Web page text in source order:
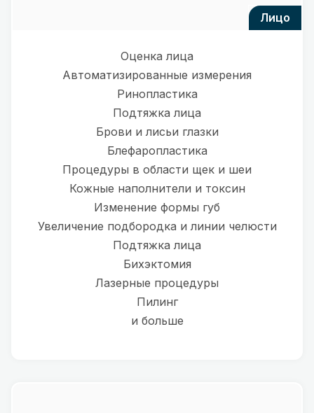
лицо
Оценка лица
Автоматизированные измерения
Ринопластика
Подтяжка лица
Брови и лисьи глазки
Блефаропластика
Процедуры в области щек и шеи
Кожные наполнители и токсин
Изменение формы губ
Увеличение подбородка и линии челюсти
Подтяжка лица
Бихэктомия
Лазерные процедуры
Пилинг
и больше